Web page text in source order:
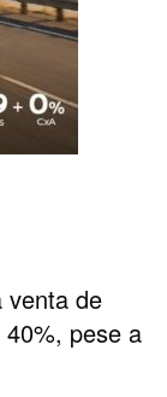
venta de
pese a